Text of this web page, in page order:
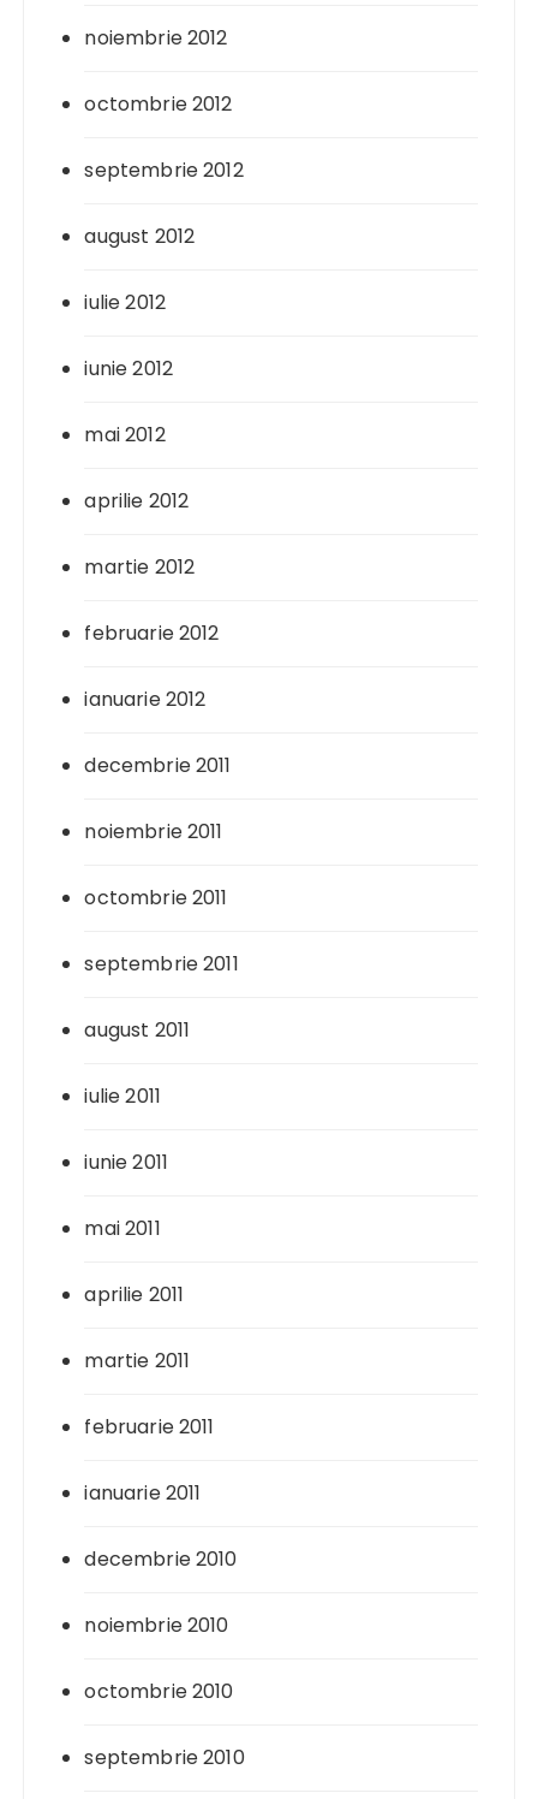
noiembrie 2012
octombrie 2012
septembrie 2012
august 2012
iulie 2012
iunie 2012
mai 2012
aprilie 2012
martie 2012
februarie 2012
ianuarie 2012
decembrie 2011
noiembrie 2011
octombrie 2011
septembrie 2011
august 2011
iulie 2011
iunie 2011
mai 2011
aprilie 2011
martie 2011
februarie 2011
ianuarie 2011
decembrie 2010
noiembrie 2010
octombrie 2010
septembrie 2010